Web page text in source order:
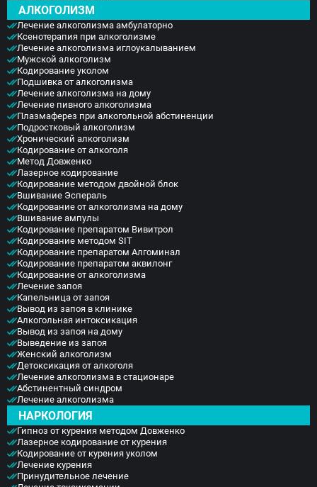
АЛКОГОЛИЗМ
Лечение алкоголизма амбулаторно
Ксенотерапия при алкоголизме
Лечение алкоголизма иглоукалыванием
Мужской алкоголизм
Кодирование уколом
Подшивка от алкоголизма
Лечение алкоголизма на дому
Лечение пивного алкоголизма
Плазмаферез при алкогольной абстиненции
Подростковый алкоголизм
Хронический алкоголизм
Кодирование от алкоголя
Метод Довженко
Лазерное кодирование
Кодирование методом двойной блок
Вшивание Эспераль
Кодирование от алкоголизма на дому
Вшивание ампулы
Кодирование препаратом Вивитрол
Кодирование методом SIT
Кодирование препаратом Алгоминал
Кодирование препаратом аквилонг
Кодирование от алкоголизма
Лечение запоя
Капельница от запоя
Вывод из запоя в клинике
Алкогольная интоксикация
Вывод из запоя на дому
Выведение из запоя
Женский алкоголизм
Детоксикация от алкоголя
Лечение алкоголизма в стационаре
Абстинентный синдром
Лечение алкоголизма
НАРКОЛОГИЯ
Гипноз от курения методом Довженко
Лазерное кодирование от курения
Кодирование от курения уколом
Лечение курения
Принудительное лечение